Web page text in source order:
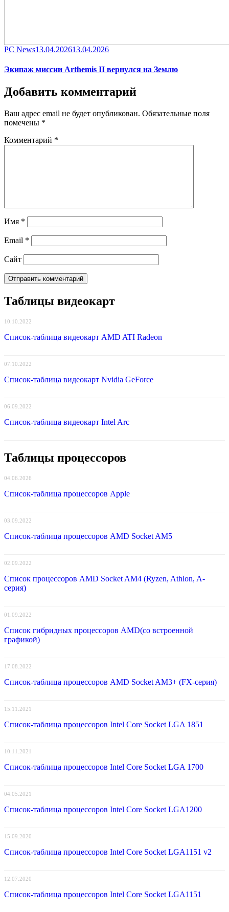
Category
PC NewsPosted
13.04.202613.04.2026
Экипаж миссии Arthemis II вернулся на Землю
Добавить комментарий
Ваш адрес email не будет опубликован. Обязательные поля
помечены *
Комментарий *
Имя *
Email *
Сайт
Таблицы видеокарт
10.10.2022
Список-таблица видеокарт AMD ATI Radeon
07.10.2022
Список-таблица видеокарт Nvidia GeForce
06.09.2022
Список-таблица видеокарт Intel Arc
Таблицы процессоров
04.06.2026
Список-таблица процессоров Apple
03.09.2022
Список-таблица процессоров AMD Socket AM5
02.09.2022
Список процессоров AMD Socket AM4 (Ryzen, Athlon, A-
серия)
01.09.2022
Список гибридных процессоров AMD(со встроенной
графикой)
17.08.2022
Список-таблица процессоров AMD Socket AM3+ (FX-серия)
15.11.2021
Список-таблица процессоров Intel Core Socket LGA 1851
10.11.2021
Список-таблица процессоров Intel Core Socket LGA 1700
04.05.2021
Список-таблица процессоров Intel Core Socket LGA1200
15.09.2020
Список-таблица процессоров Intel Core Socket LGA1151 v2
12.07.2020
Список-таблица процессоров Intel Core Socket LGA1151